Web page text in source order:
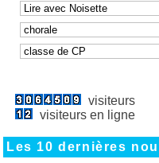
visiteurs
visiteurs en ligne
Les 10 dernières